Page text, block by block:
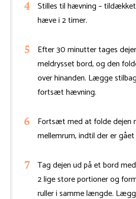
Stilles til hævning –
hæve i 2 timer.
Efter 30 minutter tages
meldrysset bord, og den
over hinanden. Lægge
fortsæt hævning.
Fortsæt med at folde dejen
mellemrum, indtil der er
Tag dejen ud på et bord
2 lige store portioner og
ruller i samme længde.